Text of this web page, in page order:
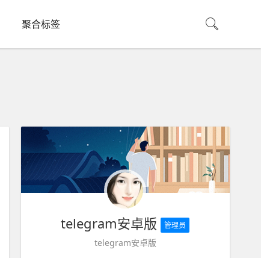
聚合标签
telegram安卓版 管理员
telegram安卓版